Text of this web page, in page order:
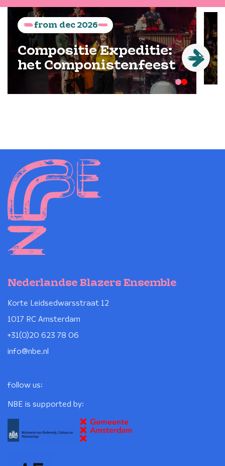
from dec 2026
Compositie Expeditie:
het Componistenfeest
Nederlandse Blazers Ensemble
Korte Leidsedwarsstraat 12
1017 RC Amsterdam
+31(0)20 623 78 06
info@nbe.nl
follow us:
NBE is supported by: